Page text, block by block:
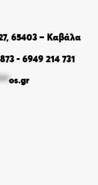
65403 – Καβάλα
- 6949 214 731
os.gr